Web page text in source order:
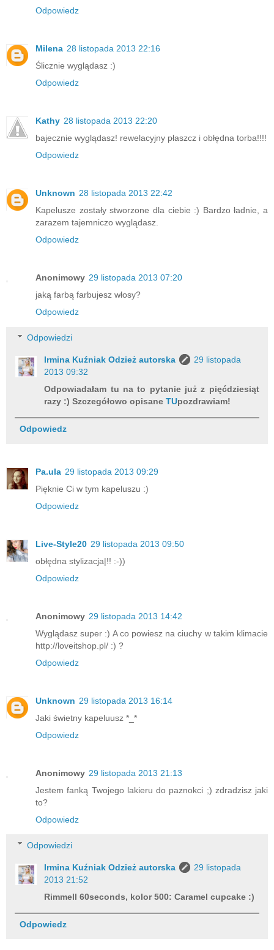
Odpowiedz
Milena 28 listopada 2013 22:16
Ślicznie wyglądasz :)
Odpowiedz
Kathy 28 listopada 2013 22:20
bajecznie wyglądasz! rewelacyjny płaszcz i obłędna torba!!!!
Odpowiedz
Unknown 28 listopada 2013 22:42
Kapelusze zostały stworzone dla ciebie :) Bardzo ładnie, a
zarazem tajemniczo wyglądasz.
Odpowiedz
Anonimowy 29 listopada 2013 07:20
jaką farbą farbujesz włosy?
Odpowiedz
Odpowiedzi
Irmina Kuźniak Odzież autorska
29 listopada
2013 09:32
Odpowiadałam tu na to pytanie już z pięćdziesiąt
razy :) Szczegółowo opisaneTUpozdrawiam!
Odpowiedz
Pa.ula 29 listopada 2013 09:29
Pięknie Ci w tym kapeluszu :)
Odpowiedz
Live-Style20 29 listopada 2013 09:50
obłędna stylizacja|!! :-))
Odpowiedz
Anonimowy 29 listopada 2013 14:42
Wyglądasz super :) A co powiesz na ciuchy w takim klimacie
http://loveitshop.pl/ :) ?
Odpowiedz
Unknown 29 listopada 2013 16:14
Jaki świetny kapeluusz *_*
Odpowiedz
Anonimowy 29 listopada 2013 21:13
Jestem fanką Twojego lakieru do paznokci ;) zdradzisz jaki
to?
Odpowiedz
Odpowiedzi
Irmina Kuźniak Odzież autorska
29 listopada
2013 21:52
Rimmell 60seconds, kolor 500: Caramel cupcake :)
Odpowiedz